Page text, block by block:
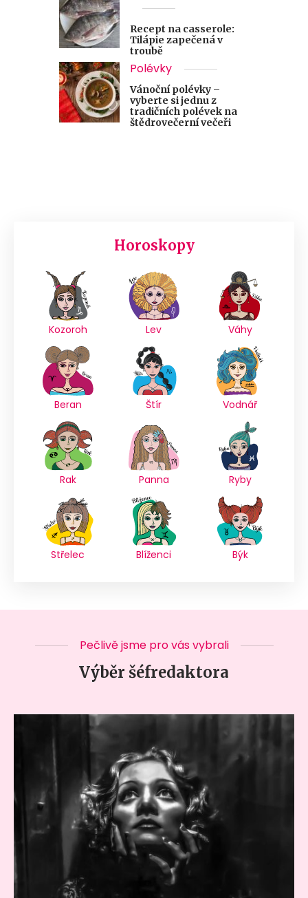
Recept na casserole:
Tilápie zapečená v
troubě
Polévky
Vánoční polévky –
vyberte si jednu z
tradičních polévek na
štědrovečerní večeři
Horoskopy
Kozoroh Lev Váhy
Beran Štír Vodnář
Rak Panna Ryby
Střelec Blíženci Býk
Pečlivě jsme pro vás vybrali
Výběr šéfredaktora